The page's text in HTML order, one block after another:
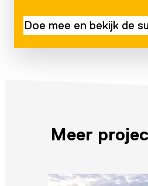
Doe mee en bekijk de
Meer